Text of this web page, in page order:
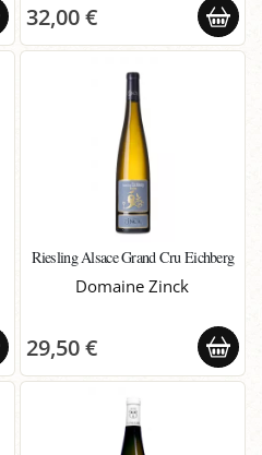
32,00 €
Riesling Alsace Grand Cru Eichberg
Domaine Zinck
29,50 €